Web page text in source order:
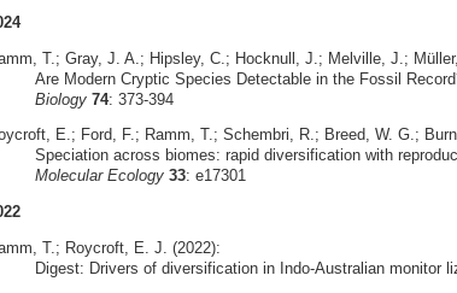
T.; Gray, J. A.; Hipsley, C.; Hocknull, J.; Melville, J.;
Are Modern Cryptic Species Detectable in the Fossil
Biology 74: 373-394
E.; Ford, F.; Ramm, T.; Schembri, R.; Breed, W. G.;
Speciation across biomes: rapid diversification with
Molecular Ecology 33: e17301
T.; Roycroft, E. J. (2022):
Digest: Drivers of diversification in Indo-Australian monitor